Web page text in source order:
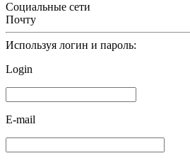
Социальные сети
Почту
Используя логин и пароль:
Login
E-mail